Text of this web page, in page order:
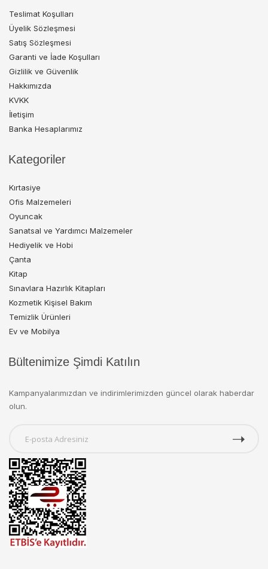
Teslimat Koşulları
Üyelik Sözleşmesi
Satış Sözleşmesi
Garanti ve İade Koşulları
Gizlilik ve Güvenlik
Hakkımızda
KVKK
İletişim
Banka Hesaplarımız
Kategoriler
Kırtasiye
Ofis Malzemeleri
Oyuncak
Sanatsal ve Yardımcı Malzemeler
Hediyelik ve Hobi
Çanta
Kitap
Sınavlara Hazırlık Kitapları
Kozmetik Kişisel Bakım
Temizlik Ürünleri
Ev ve Mobilya
Bültenimize Şimdi Katılın
Kampanyalarımızdan ve indirimlerimizden güncel olarak haberdar
olun.